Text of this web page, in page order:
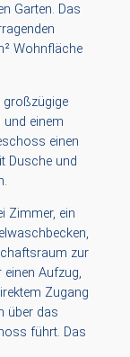
Garten. Das
Wohnfläche
großzügige
einem
einen
Dusche und
Zimmer, ein
zur
Aufzug,
Zugang
über das
führt. Das